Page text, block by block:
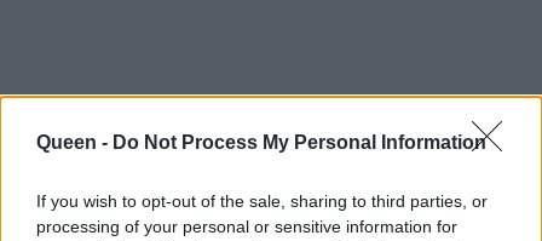
Queen - Do Not Process My Personal Information
If you wish to opt-out of the sale, sharing to third parties, or
processing of your personal or sensitive information for